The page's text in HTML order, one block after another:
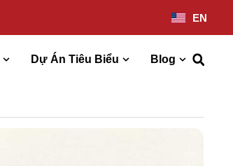
EN
Dự Án Tiêu Biểu Blog